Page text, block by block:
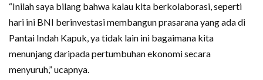
“Inilah saya bilang bahwa kalau kita berkolaborasi, seperti
hari ini BNI berinvestasi membangun prasarana yang ada di
Pantai Indah Kapuk, ya tidak lain ini bagaimana kita
menunjang daripada pertumbuhan ekonomi secara
menyuruh,” ucapnya.